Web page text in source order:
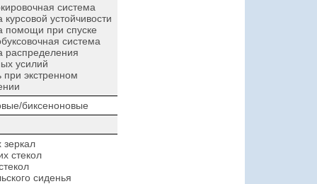
система
устойчивости
помощи при спуске
система
распределения
усилий
экстренном
биксеноновые
зеркал
стекол
сиденья